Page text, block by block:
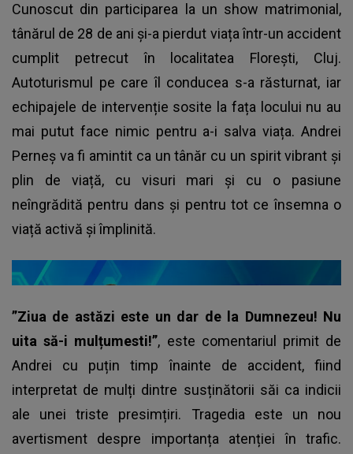
Cunoscut din participarea la un show matrimonial,
tânărul de 28 de ani și-a pierdut viața într-un accident
cumplit petrecut în localitatea Florești, Cluj.
Autoturismul pe care îl conducea s-a răsturnat, iar
echipajele de intervenție sosite la fața locului nu au
mai putut face nimic pentru a-i salva viața. Andrei
Perneș va fi amintit ca un tânăr cu un spirit vibrant și
plin de viață, cu visuri mari și cu o pasiune
neîngrădită pentru dans și pentru tot ce însemna o
viață activă și împlinită.
”Ziua de astăzi este un dar de la Dumnezeu! Nu
uita să-i mulțumesti!”, este comentariul primit de
Andrei cu puțin timp înainte de accident, fiind
interpretat de mulți dintre susținătorii săi ca indicii
ale unei triste presimțiri. Tragedia este un nou
avertisment despre importanța atenției în trafic.